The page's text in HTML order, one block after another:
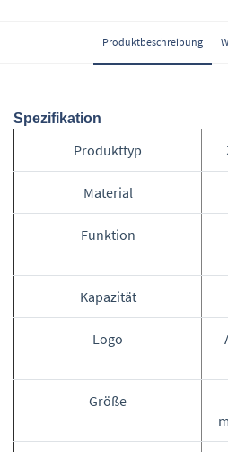
Produktbeschreibung
Spezifikation
Produkttyp
Material
Funktion
Kapazität
Logo
Größe